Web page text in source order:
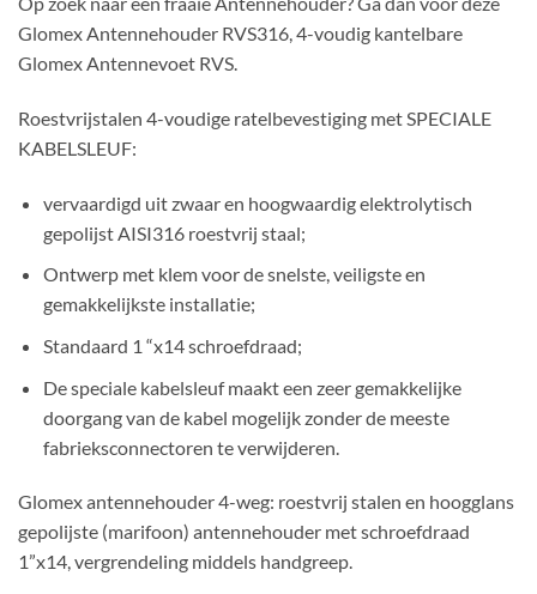
Glomex Antennehouder RVS316, 4-voudig kantelbare
Glomex Antennevoet RVS.
Roestvrijstalen 4-voudige ratelbevestiging met SPECIALE
KABELSLEUF:
vervaardigd uit zwaar en hoogwaardig elektrolytisch
gepolijst AISI316 roestvrij staal;
Ontwerp met klem voor de snelste, veiligste en
gemakkelijkste installatie;
Standaard 1 “x14 schroefdraad;
De speciale kabelsleuf maakt een zeer gemakkelijke
doorgang van de kabel mogelijk zonder de meeste
fabrieksconnectoren te verwijderen.
Glomex antennehouder 4-weg: roestvrij stalen en hoogglans
gepolijste (marifoon) antennehouder met schroefdraad
1”x14, vergrendeling middels handgreep.